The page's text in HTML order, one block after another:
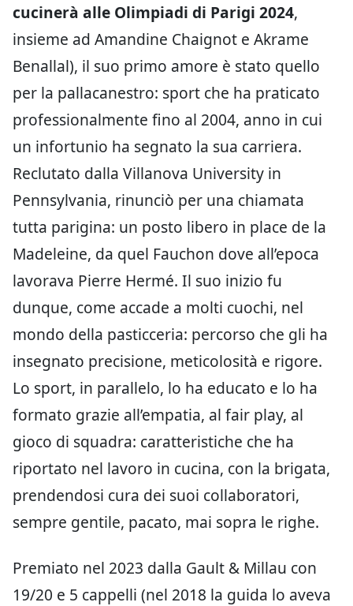
cucinerà alle Olimpiadi di Parigi 2024,
insieme ad Amandine Chaignot e Akrame
Benallal), il suo primo amore è stato quello
per la pallacanestro: sport che ha praticato
professionalmente fino al 2004, anno in cui
un infortunio ha segnato la sua carriera.
Reclutato dalla Villanova University in
Pennsylvania, rinunciò per una chiamata
tutta parigina: un posto libero in place de la
Madeleine, da quel Fauchon dove all’epoca
lavorava Pierre Hermé. Il suo inizio fu
dunque, come accade a molti cuochi, nel
mondo della pasticceria: percorso che gli ha
insegnato precisione, meticolosità e rigore.
Lo sport, in parallelo, lo ha educato e lo ha
formato grazie all’empatia, al fair play, al
gioco di squadra: caratteristiche che ha
riportato nel lavoro in cucina, con la brigata,
prendendosi cura dei suoi collaboratori,
sempre gentile, pacato, mai sopra le righe.
Premiato nel 2023 dalla Gault & Millau con
19/20 e 5 cappelli (nel 2018 la guida lo aveva